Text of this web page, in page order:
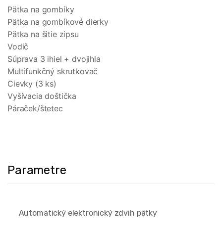
Pätka na gombíky
Pätka na gombíkové dierky
Pätka na šitie zipsu
Vodič
Súprava 3 ihiel + dvojihla
Multifunkčný skrutkovač
Cievky (3 ks)
Vyšívacia doštička
Páraček/štetec
Parametre
Automatický elektronický zdvih pätky